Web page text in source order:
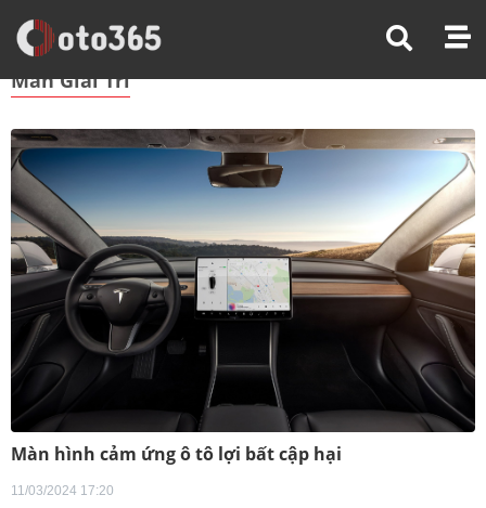
Trang Chủ Màn Giải Trí
Màn Giải Trí
Màn hình cảm ứng ô tô lợi bất cập hại
11/03/2024 17:20